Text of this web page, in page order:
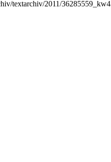
textarchiv/2011/